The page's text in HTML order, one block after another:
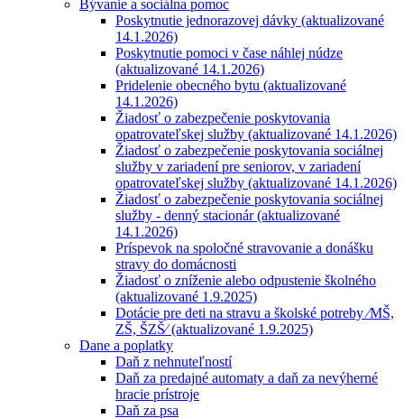
Bývanie a sociálna pomoc
Poskytnutie jednorazovej dávky (aktualizované
14.1.2026)
Poskytnutie pomoci v čase náhlej núdze
(aktualizované 14.1.2026)
Pridelenie obecného bytu (aktualizované
14.1.2026)
Žiadosť o zabezpečenie poskytovania
opatrovateľskej služby (aktualizované 14.1.2026)
Žiadosť o zabezpečenie poskytovania sociálnej
služby v zariadení pre seniorov, v zariadení
opatrovateľskej služby (aktualizované 14.1.2026)
Žiadosť o zabezpečenie poskytovania sociálnej
služby - denný stacionár (aktualizované
14.1.2026)
Príspevok na spoločné stravovanie a donášku
stravy do domácnosti
Žiadosť o zníženie alebo odpustenie školného
(aktualizované 1.9.2025)
Dotácie pre deti na stravu a školské potreby ⁄MŠ,
ZŠ, ŠZŠ⁄ (aktualizované 1.9.2025)
Dane a poplatky
Daň z nehnuteľností
Daň za predajné automaty a daň za nevýherné
hracie prístroje
Daň za psa